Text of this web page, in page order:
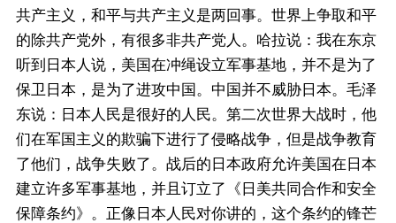
共产主义，和平与共产主义是两回事。世界上争取和平
的除共产党外，有很多非共产党人。哈拉说：我在东京
听到日本人说，美国在冲绳设立军事基地，并不是为了
保卫日本，是为了进攻中国。中国并不威胁日本。毛泽
东说：日本人民是很好的人民。第二次世界大战时，他
们在军国主义的欺骗下进行了侵略战争，但是战争教育
了他们，战争失败了。战后的日本政府允许美国在日本
建立许多军事基地，并且订立了《日美共同合作和安全
保障条约》。正像日本人民对你讲的，这个条约的锋芒